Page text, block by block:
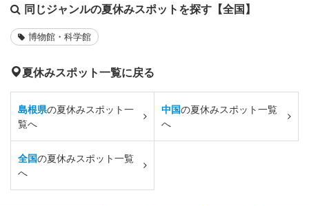
同じジャンルの夏休みスポットを探す【全国】
博物館・科学館
夏休みスポット一覧に戻る
島根県の夏休みスポット一
覧へ
中国の夏休みスポット一覧
へ
全国の夏休みスポット一覧
へ